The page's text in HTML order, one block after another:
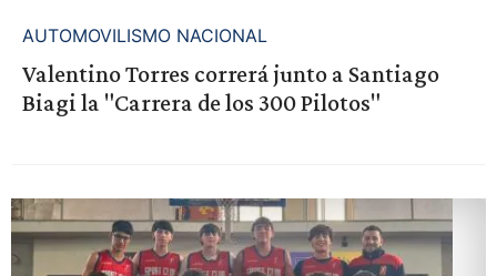
AUTOMOVILISMO NACIONAL
Valentino Torres correrá junto a Santiago
Biagi la "Carrera de los 300 Pilotos"